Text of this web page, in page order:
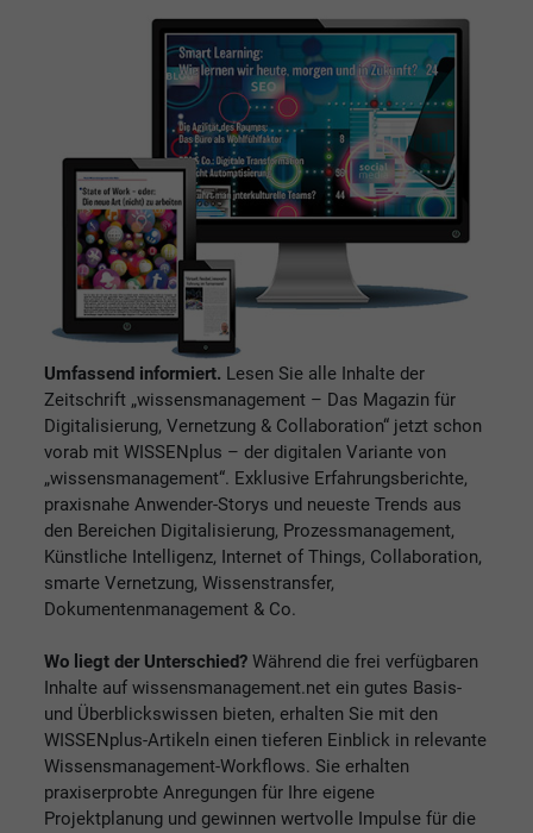
Umfassend informiert. Lesen Sie alle Inhalte der
Zeitschrift „wissensmanagement – Das Magazin für
Digitalisierung, Vernetzung & Collaboration“ jetzt schon
vorab mit WISSENplus – der digitalen Variante von
„wissensmanagement“. Exklusive Erfahrungsberichte,
praxisnahe Anwender-Storys und neueste Trends aus
den Bereichen Digitalisierung, Prozessmanagement,
Künstliche Intelligenz, Internet of Things, Collaboration,
smarte Vernetzung, Wissenstransfer,
Dokumentenmanagement & Co.
Wo liegt der Unterschied? Während die frei verfügbaren
Inhalte auf wissensmanagement.net ein gutes Basis-
und Überblickswissen bieten, erhalten Sie mit den
WISSENplus-Artikeln einen tieferen Einblick in relevante
Wissensmanagement-Workflows. Sie erhalten
praxiserprobte Anregungen für Ihre eigene
Projektplanung und gewinnen wertvolle Impulse für die